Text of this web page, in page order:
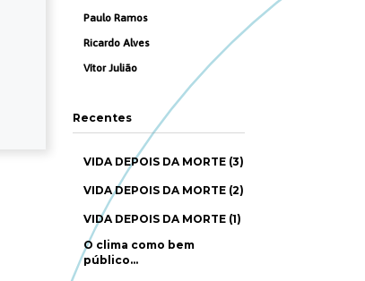
Paulo Ramos
Ricardo Alves
Vítor Julião
Recentes
VIDA DEPOIS DA MORTE (3)
VIDA DEPOIS DA MORTE (2)
VIDA DEPOIS DA MORTE (1)
O clima como bem
público…